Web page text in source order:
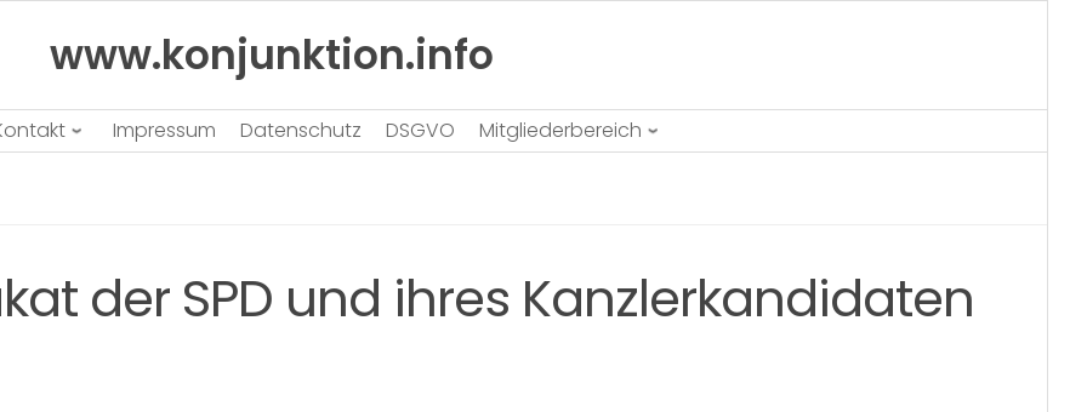
www.konjunktion.info
Impressum Datenschutz DSGVO Mitgliederbereich
der SPD und ihres Kanzlerkandidaten